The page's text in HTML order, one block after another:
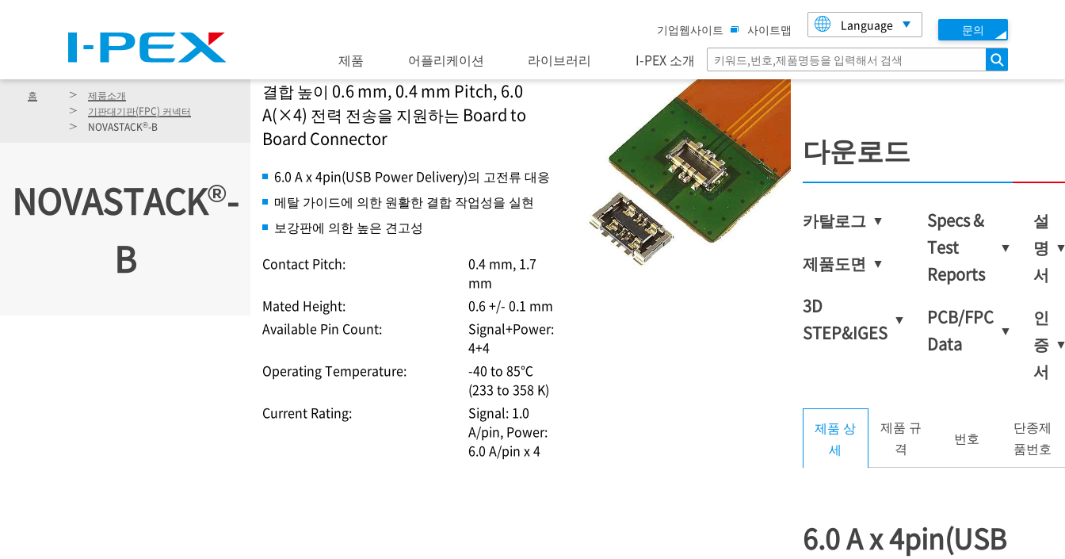
기업웹사이트 사이트맵 Language 문의
제품 어플리케이션 라이브러리 I-PEX 소개 검색
홈
제품소개
기판대기판(FPC) 커넥터
NOVASTACK®-B
NOVASTACK®-
B
결합 높이 0.6 mm, 0.4 mm Pitch, 6.0
A(×4) 전력 전송을 지원하는 Board to
Board Connector
6.0 A x 4pin(USB Power Delivery)의 고전류 대응
메탈 가이드에 의한 원활한 결합 작업성을 실현
보강판에 의한 높은 견고성
Contact Pitch:
0.4 mm 1.7
mm
Mated Height:
0.6 +/- 0.1 mm
Available Pin Count:
Signal+Power:
4+4
Operating Temperature:
-40 to 85℃
(233 to 358 K)
Current Rating:
Signal: 1.0
A/pin Power:
6.0 A/pin x 4
다운로드
카탈로그
제품도면
3D
STEP&IGES
Specs &
Test
Reports
PCB/FPC
Data
설
명
서
인
증
서
제품 상
세
제품 규
격
번호
단종제
품번호
6.0 A x 4pin(USB